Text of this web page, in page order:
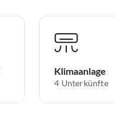
Klimaanlage
4 Unterkünfte